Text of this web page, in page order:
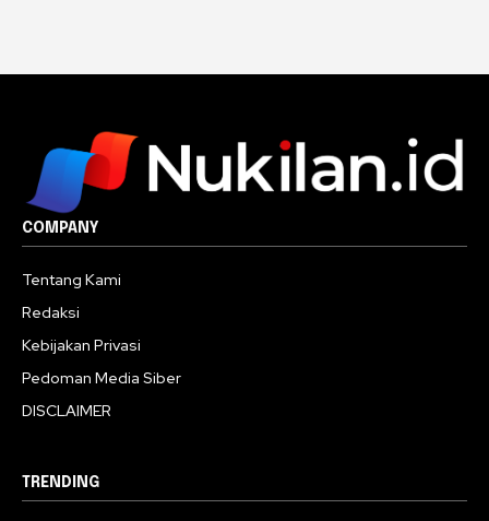
COMPANY
Tentang Kami
Redaksi
Kebijakan Privasi
Pedoman Media Siber
DISCLAIMER
TRENDING